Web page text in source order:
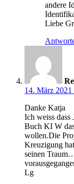
andere
Liebe
14. März
Danke Katja
Ich weiss dass
Buch KI W
wollen.Die
Kreuzigung
seinen
Lg